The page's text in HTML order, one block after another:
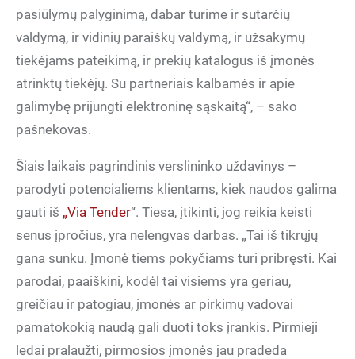
pasiūlymų palyginimą, dabar turime ir sutarčių
valdymą, ir vidinių paraiškų valdymą, ir užsakymų
tiekėjams pateikimą, ir prekių katalogus iš įmonės
atrinktų tiekėjų. Su partneriais kalbamės ir apie
galimybę prijungti elektroninę sąskaitą“, – sako
pašnekovas.
Šiais laikais pagrindinis verslininko uždavinys –
parodyti potencialiems klientams, kiek naudos galima
gauti iš „Via Tender“. Tiesa, įtikinti, jog reikia keisti
senus įpročius, yra nelengvas darbas. „Tai iš tikrųjų
gana sunku. Įmonė tiems pokyčiams turi pribręsti. Kai
parodai, paaiškini, kodėl tai visiems yra geriau,
greičiau ir patogiau, įmonės ar pirkimų vadovai
pamatokokią naudą gali duoti toks įrankis. Pirmieji
ledai pralaužti, pirmosios įmonės jau pradeda